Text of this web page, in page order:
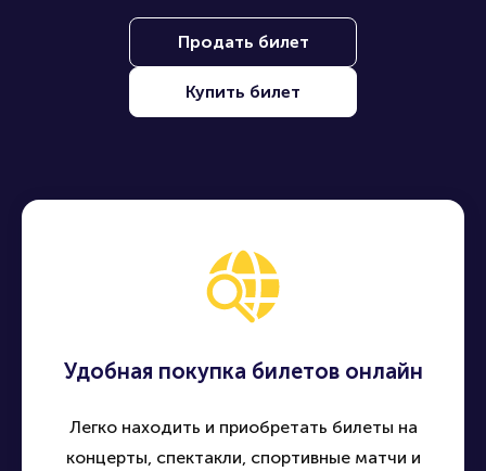
Продать билет
Купить билет
Удобная покупка билетов онлайн
Легко находить и приобретать билеты на
концерты, спектакли, спортивные матчи и